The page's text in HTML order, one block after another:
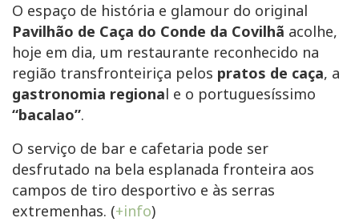
O espaço de história e glamour do original
Pavilhão de Caça do Conde da Covilhã acolhe,
hoje em dia, um restaurante reconhecido na
região transfronteiriça pelos pratos de caça, a
gastronomia regional e o portuguesíssimo
“bacalao”.
O serviço de bar e cafetaria pode ser
desfrutado na bela esplanada fronteira aos
campos de tiro desportivo e às serras
extremenhas. (+info)